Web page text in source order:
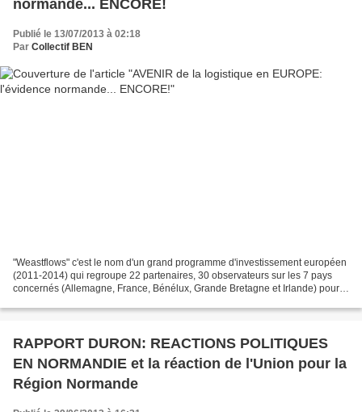
normande... ENCORE!
Publié le 13/07/2013 à 02:18
Par Collectif BEN
"Weastflows" c'est le nom d'un grand programme d'investissement européen
(2011-2014) qui regroupe 22 partenaires, 30 observateurs sur les 7 pays
concernés (Allemagne, France, Bénélux, Grande Bretagne et Irlande) pour
RAPPORT DURON: REACTIONS POLITIQUES
EN NORMANDIE et la réaction de l'Union pour la
Région Normande